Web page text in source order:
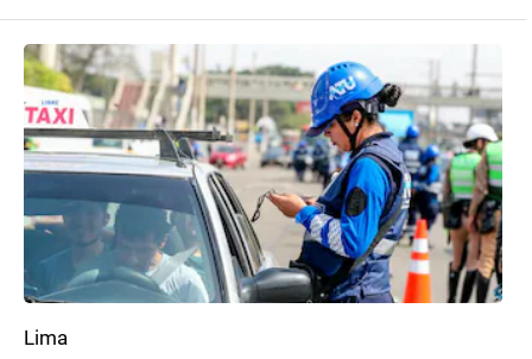
Lima